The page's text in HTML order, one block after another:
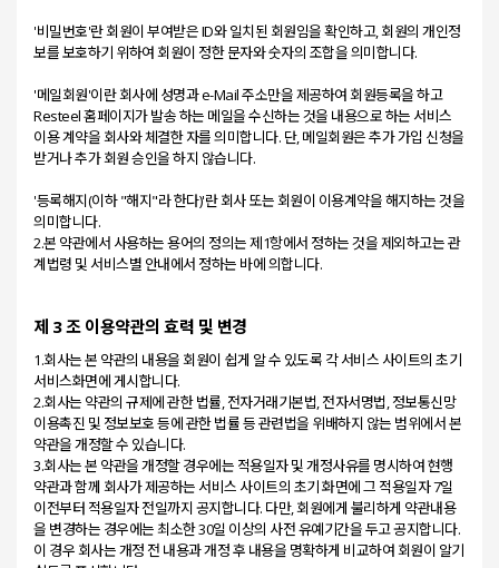
'비밀번호'란 회원이 부여받은 ID와 일치된 회원임을 확인하고, 회원의 개인정
보를 보호하기 위하여 회원이 정한 문자와 숫자의 조합을 의미합니다.
'메일회원'이란 회사에 성명과 e-Mail 주소만을 제공하여 회원등록을 하고
Resteel 홈페이지가 발송 하는 메일을 수신하는 것을 내용으로 하는 서비스
이용 계약을 회사와 체결한 자를 의미합니다. 단, 메일회원은 추가 가입 신청을
받거나 추가 회원 승인을 하지 않습니다.
'등록해지(이하 "해지"라 한다)'란 회사 또는 회원이 이용계약을 해지하는 것을
의미합니다.
2.본 약관에서 사용하는 용어의 정의는 제1항에서 정하는 것을 제외하고는 관
제 3 조 이용약관의 효력 및 변경
1.회사는 본 약관의 내용을 회원이 쉽게 알 수 있도록 각 서비스 사이트의 초기
서비스화면에 게시합니다.
2.회사는 약관의 규제에 관한 법률, 전자거래기본법, 전자서명법, 정보통신망
이용촉진 및 정보보호 등에 관한 법률 등 관련법을 위배하지 않는 범위에서 본
약관을 개정할 수 있습니다.
3.회사는 본 약관을 개정할 경우에는 적용일자 및 개정사유를 명시하여 현행
약관과 함께 회사가 제공하는 서비스 사이트의 초기 화면에 그 적용일자 7일
이전부터 적용일자 전일까지 공지합니다. 다만, 회원에게 불리하게 약관내용
을 변경하는 경우에는 최소한 30일 이상의 사전 유예기간을 두고 공지합니다.
이 경우 회사는 개정 전 내용과 개정 후 내용을 명확하게 비교하여 회원이 알기